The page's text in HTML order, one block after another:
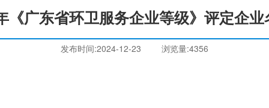
《广东省环卫服务企业等级》评定企
发布时间:2024-12-23 浏览量:4356